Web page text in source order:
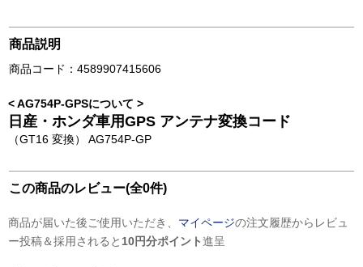
商品説明
商品コード：4589907415606
< AG754P-GPSについて >
日産・ホンダ車用GPS アンテナ変換コード
（GT16 変換） AG754P-GP
この商品のレビュー(全0件)
商品が届いた後ご使用いただき、 マイページの注文履歴からレビュ
ー投稿＆採用されると 10円分ポイント進呈